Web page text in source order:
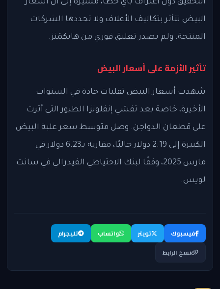
التحقيق دون اعتراف بأي خطأ، مشيرة إلى أن أسعار
البيض تتأثر بتكاليف الأعلاف ولا تحددها الشركات
المنتجة. ولم يصدر تعليق فوري من هايكمَنز.
تأثير الأزمة على أسعار البيض
شهدت أسعار البيض تقلبات حادة في السنوات
الأخيرة، خاصة بعد تفشي إنفلونزا الطيور التي أثرت
على قطعان الدواجن. وصل متوسط سعر علبة البيض
الكبيرة إلى 2.19 دولار حاليًا، مقارنة بـ6.23 دولار في
مارس 2025، وفقًا لبنك الاحتياطي الفيدرالي في سانت
لويس.
فيسبوك تويتر واتساب
تليجرام
نسخ الرابط